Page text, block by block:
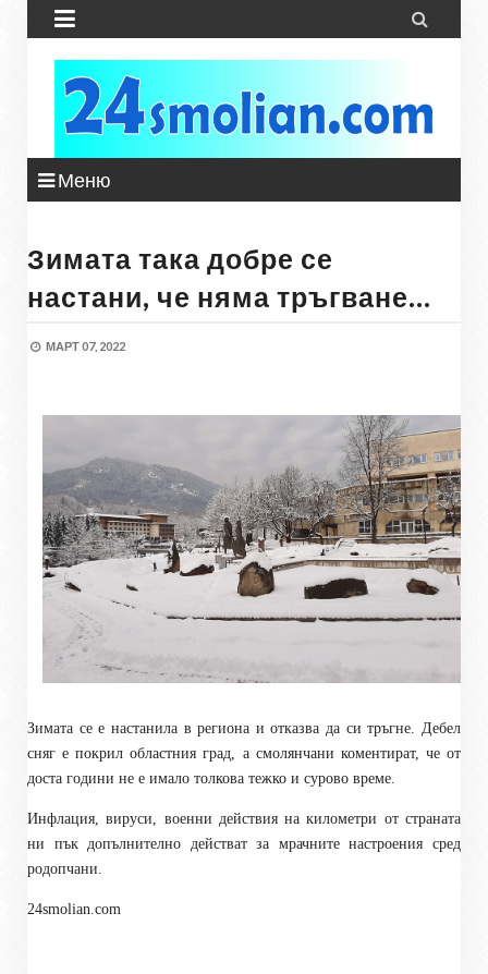
 
Меню
Зимата така добре се
настани, че няма тръгване…
МАРТ 07, 2022
Зимата се е настанила в региона и отказва да си тръгне. Дебел
сняг е покрил областния град, а смолянчани коментират, че от
доста години не е имало толкова тежко и сурово време.
Инфлация, вируси, военни действия на километри от страната
ни пък допълнително действат за мрачните настроения сред
родопчани.
24smolian.com